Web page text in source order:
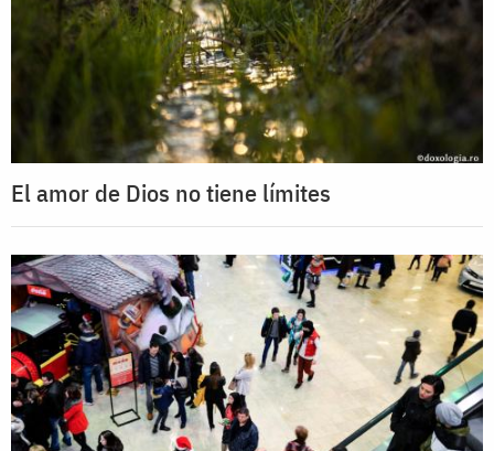
El amor de Dios no tiene límites